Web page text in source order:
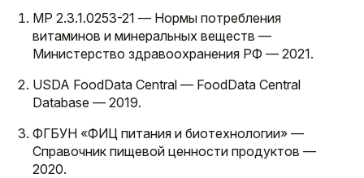
МР 2.3.1.0253-21 — Нормы потребления
витаминов и минеральных веществ —
Министерство здравоохранения РФ — 2021.
USDA FoodData Central — FoodData Central
Database — 2019.
ФГБУН «ФИЦ питания и биотехнологии» —
Справочник пищевой ценности продуктов —
2020.